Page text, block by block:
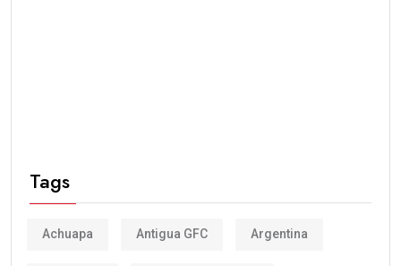
Tags
Achuapa Antigua GFC Argentina